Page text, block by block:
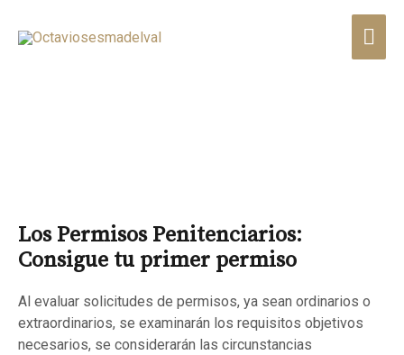
Los Permisos Penitenciarios:
Consigue tu primer permiso
Al evaluar solicitudes de permisos, ya sean ordinarios o
extraordinarios, se examinarán los requisitos objetivos
necesarios, se considerarán las circunstancias